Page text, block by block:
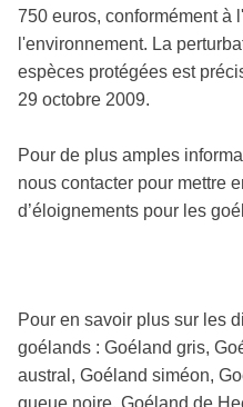
750 euros, conformément à
l'environnement. La
espèces protégées est
29 octobre 2009.
Pour de plus amples
nous contacter pour mettre
d’éloignements pour les
Pour en savoir plus sur les
goélands : Goéland gris,
austral, Goéland siméon,
queue noire, Goéland de